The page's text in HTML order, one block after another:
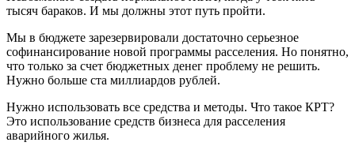
тысяч бараков. И мы должны этот путь пройти.
Мы в бюджете зарезервировали достаточно серьезное
софинансирование новой программы расселения. Но понятно,
что только за счет бюджетных денег проблему не решить.
Нужно больше ста миллиардов рублей.
Нужно использовать все средства и методы. Что такое КРТ?
Это использование средств бизнеса для расселения
аварийного жилья.